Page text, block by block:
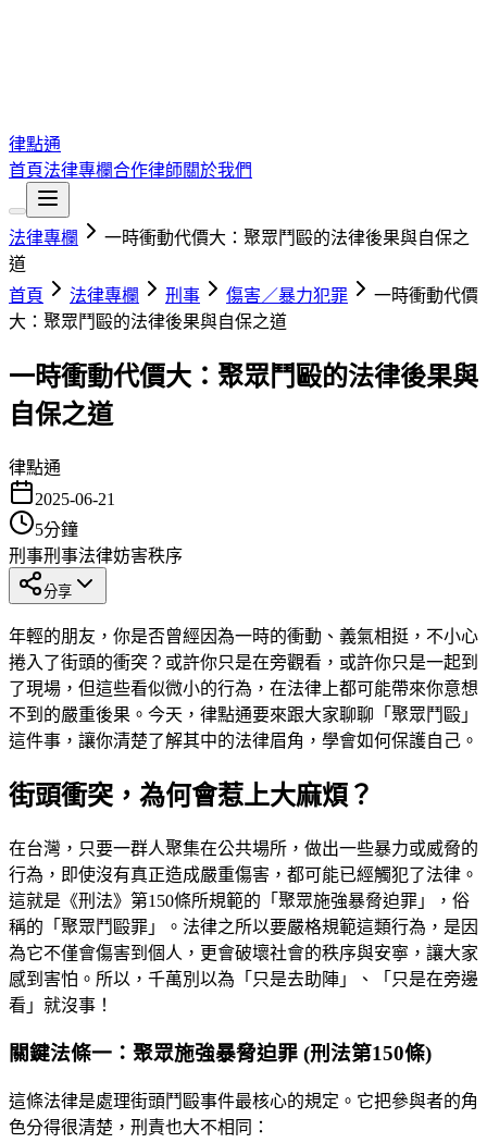
律點通
首頁法律專欄合作律師關於我們
法律專欄
一時衝動代價大：聚眾鬥毆的法律後果與自保之
道
首頁
法律專欄 刑事 傷害／暴力犯罪
一時衝動代價
大：聚眾鬥毆的法律後果與自保之道
一時衝動代價大：聚眾鬥毆的法律後果與
自保之道
律點通
2025-06-21
5分鐘
刑事刑事法律妨害秩序
分享
年輕的朋友，你是否曾經因為一時的衝動、義氣相挺，不小心
捲入了街頭的衝突？或許你只是在旁觀看，或許你只是一起到
了現場，但這些看似微小的行為，在法律上都可能帶來你意想
不到的嚴重後果。今天，律點通要來跟大家聊聊「聚眾鬥毆」
這件事，讓你清楚了解其中的法律眉角，學會如何保護自己。
街頭衝突，為何會惹上大麻煩？
在台灣，只要一群人聚集在公共場所，做出一些暴力或威脅的
行為，即使沒有真正造成嚴重傷害，都可能已經觸犯了法律。
這就是《刑法》第150條所規範的「聚眾施強暴脅迫罪」，俗
稱的「聚眾鬥毆罪」。法律之所以要嚴格規範這類行為，是因
為它不僅會傷害到個人，更會破壞社會的秩序與安寧，讓大家
感到害怕。所以，千萬別以為「只是去助陣」、「只是在旁邊
看」就沒事！
關鍵法條一：聚眾施強暴脅迫罪 (刑法第150條)
這條法律是處理街頭鬥毆事件最核心的規定。它把參與者的角
色分得很清楚，刑責也大不相同：